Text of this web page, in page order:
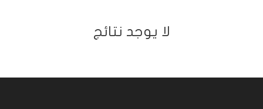
ﻻ يوجد نتائج